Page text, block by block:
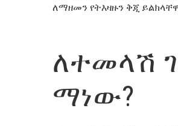
ለማዘመን የትእዛዙን ቅጂ
ለተመላሽ
ማነው?